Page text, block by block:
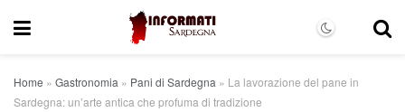
Home » Gastronomia » Pani di Sardegna » La lavorazione del pane in
Sardegna: un’arte antica che profuma di tradizione